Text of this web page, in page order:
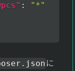
:
"*"
に